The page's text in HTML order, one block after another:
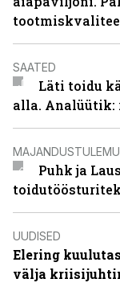
SAATED
Läti toidu
alla. Analüütik:
Puhk ja
UUDISED
Elering kuulutas
välja